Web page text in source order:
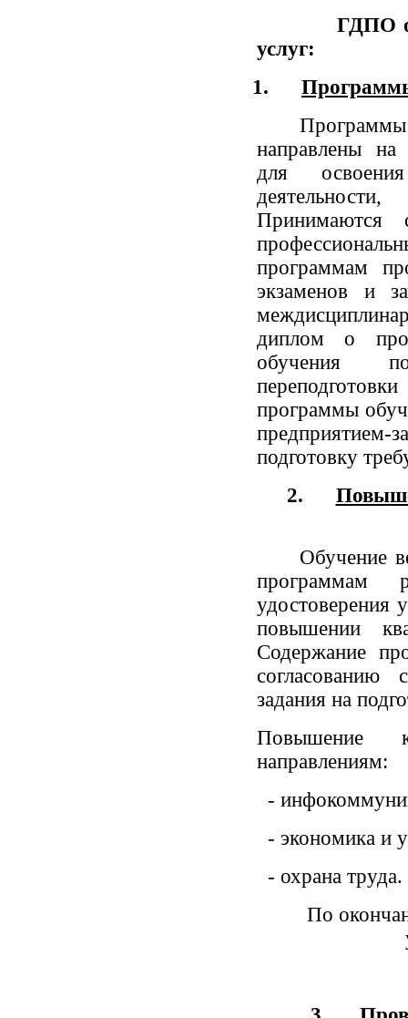
ГДПО
услуг:
1.
направлены на
для
программам
экзаменов и
диплом о
обучения
программы
подготовку
2.
Обучение
программам
удостоверения
повышении
Содержание
согласованию
задания на
Повышение
направлениям:
-
- экономика и
- охрана труда.
По